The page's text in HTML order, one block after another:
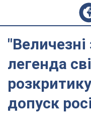
"Величезні
легенда
допуск